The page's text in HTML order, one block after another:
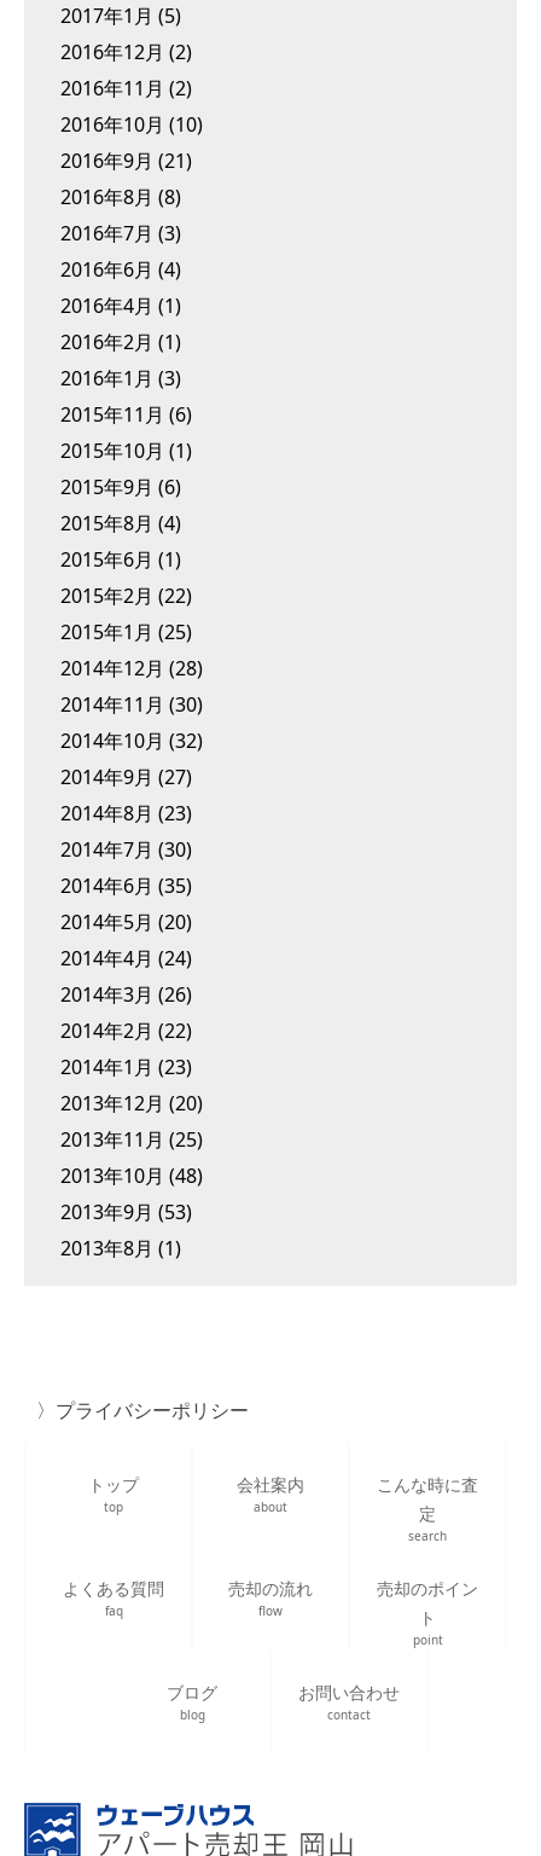
2017年1月 (5)
2016年12月 (2)
2016年11月 (2)
2016年10月 (10)
2016年9月 (21)
2016年8月 (8)
2016年7月 (3)
2016年6月 (4)
2016年4月 (1)
2016年2月 (1)
2016年1月 (3)
2015年11月 (6)
2015年10月 (1)
2015年9月 (6)
2015年8月 (4)
2015年6月 (1)
2015年2月 (22)
2015年1月 (25)
2014年12月 (28)
2014年11月 (30)
2014年10月 (32)
2014年9月 (27)
2014年8月 (23)
2014年7月 (30)
2014年6月 (35)
2014年5月 (20)
2014年4月 (24)
2014年3月 (26)
2014年2月 (22)
2014年1月 (23)
2013年12月 (20)
2013年11月 (25)
2013年10月 (48)
2013年9月 (53)
2013年8月 (1)
プライバシーポリシー
トップ
top
会社案内
about
こんな時に査
定
search
よくある質問
faq
売却の流れ
flow
売却のポイン
ト
point
ブログ
blog
お問い合わせ
contact